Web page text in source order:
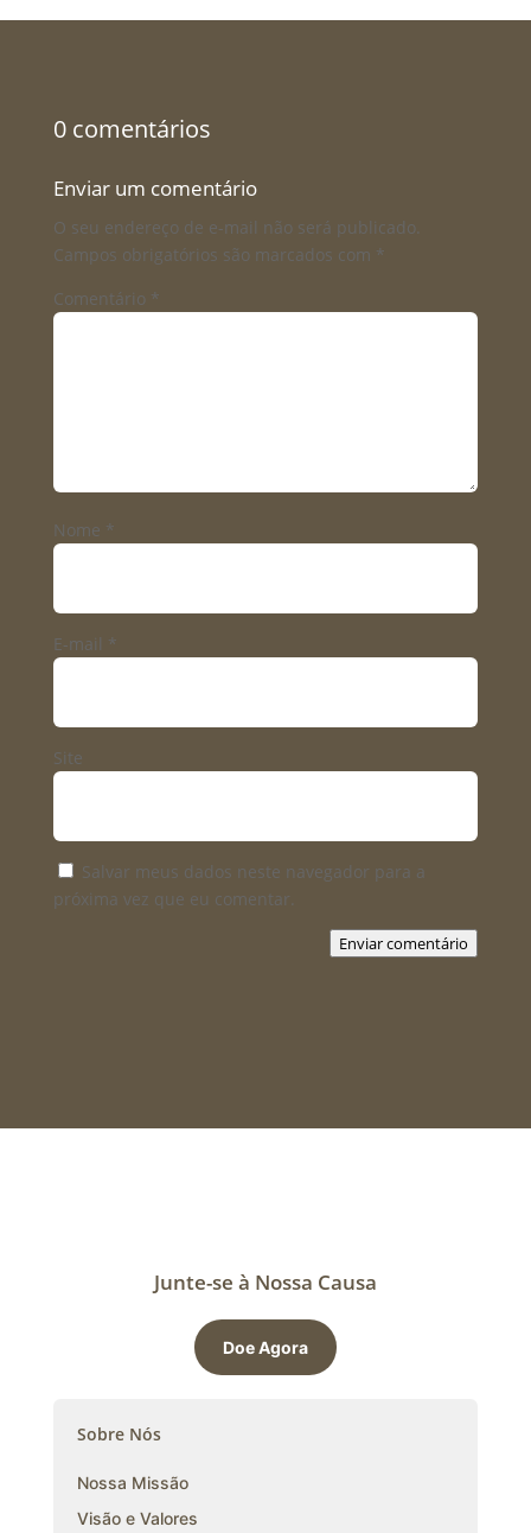
0 comentários
Enviar um comentário
O seu endereço de e-mail não será publicado.
Campos obrigatórios são marcados com *
Comentário *
Nome *
E-mail *
Site
Salvar meus dados neste navegador para a
próxima vez que eu comentar.
Enviar comentário
Junte-se à Nossa Causa
Doe Agora
Sobre Nós
Nossa Missão
Visão e Valores